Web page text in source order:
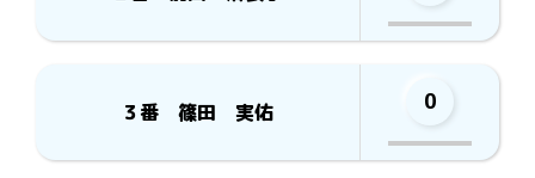
３番 篠田 実佑 0